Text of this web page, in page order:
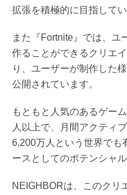
拡張を積極的に目指してい
また『Fortnite』では、ユ
作ることができるクリエ
り、ユーザーが制作した
公開されています。
もともと人気のあるゲー
人以上で、月間アクティ
6,200万人という世界でも
ースとしてのポテンシャ
NEIGHBORは、このクリ